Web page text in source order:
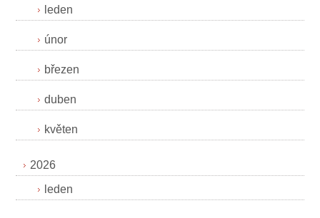
leden
únor
březen
duben
květen
2026
leden